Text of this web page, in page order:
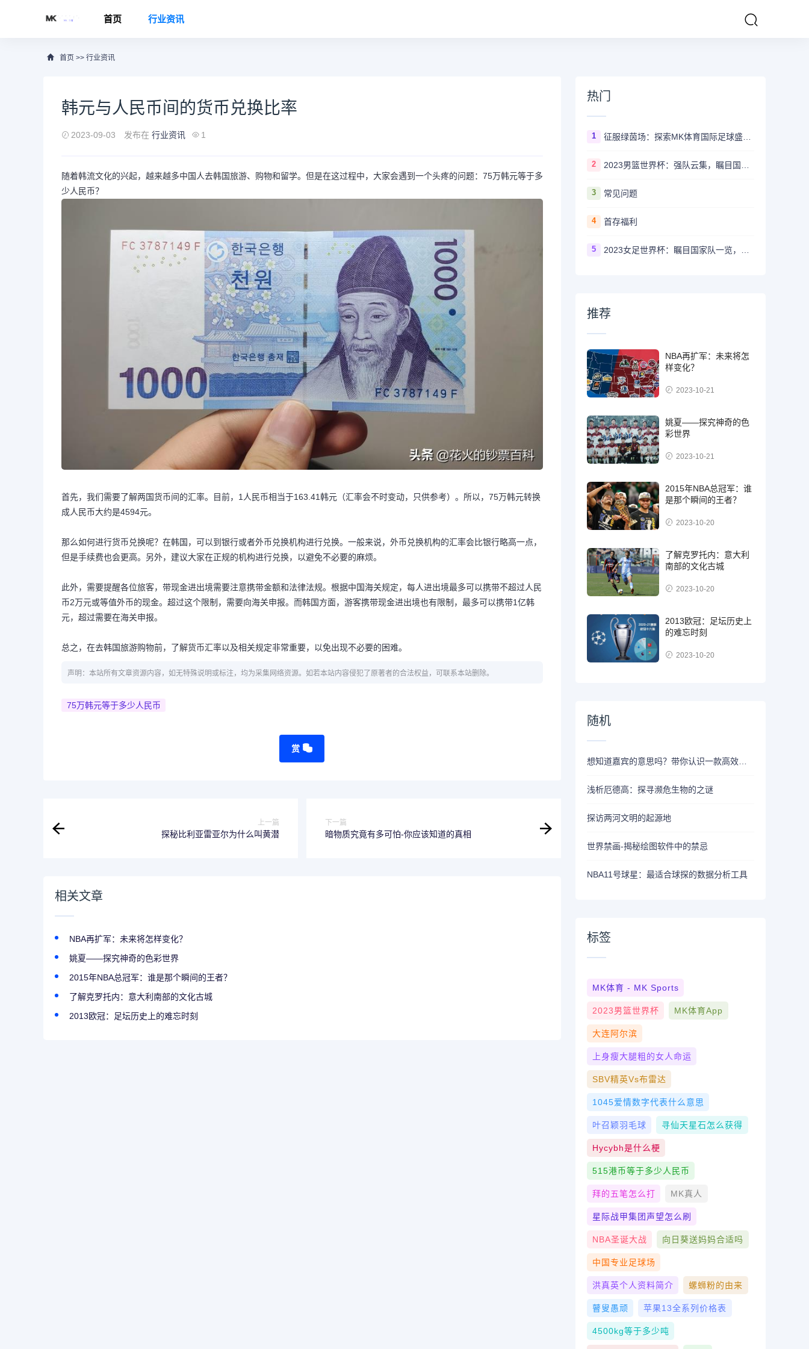
首页 行业资讯
首页 >> 行业资讯
韩元与人民币间的货币兑换比率
2023-09-03 发布在 行业资讯 1
随着韩流文化的兴起，越来越多中国人去韩国旅游、购物和留学。但是在这过程中，大家会遇到一个头疼的问题：75万韩元等于多
少人民币？
首先，我们需要了解两国货币间的汇率。目前，1人民币相当于163.41韩元（汇率会不时变动，只供参考）。所以，75万韩元转换
成人民币大约是4594元。
那么如何进行货币兑换呢？在韩国，可以到银行或者外币兑换机构进行兑换。一般来说，外币兑换机构的汇率会比银行略高一点，
但是手续费也会更高。另外，建议大家在正规的机构进行兑换，以避免不必要的麻烦。
此外，需要提醒各位旅客，带现金进出境需要注意携带金额和法律法规。根据中国海关规定，每人进出境最多可以携带不超过人民
币2万元或等值外币的现金。超过这个限制，需要向海关申报。而韩国方面，游客携带现金进出境也有限制，最多可以携带1亿韩
元，超过需要在海关申报。
总之，在去韩国旅游购物前，了解货币汇率以及相关规定非常重要，以免出现不必要的困难。
声明：本站所有文章资源内容，如无特殊说明或标注，均为采集网络资源。如若本站内容侵犯了原著者的合法权益，可联系本站删除。
75万韩元等于多少人民币
赏
上一篇
探秘比利亚雷亚尔为什么叫黄潜
下一篇
暗物质究竟有多可怕-你应该知道的真相
相关文章
NBA再扩军：未来将怎样变化？
姚夏——探究神奇的色彩世界
2015年NBA总冠军：谁是那个瞬间的王者？
了解克罗托内：意大利南部的文化古城
2013欧冠：足坛历史上的难忘时刻
热门
1 征服绿茵场：探索MK体育国际足球盛事的辉煌传奇
2
3 常见问题
4 首存福利
5
推荐
NBA再扩军：未来将怎
样变化？
2023-10-21
姚夏——探究神奇的色
彩世界
2023-10-21
2015年NBA总冠军：谁
是那个瞬间的王者？
2023-10-20
了解克罗托内：意大利
南部的文化古城
2023-10-20
2013欧冠：足坛历史上
的难忘时刻
2023-10-20
随机
浅析厄德高：探寻濒危生物的之谜
探访两河文明的起源地
世界禁画-揭秘绘图软件中的禁忌
NBA11号球星：最适合球探的数据分析工具
标签
MK体育 - MK Sports
2023男篮世界杯 MK体育App
大连阿尔滨
上身瘦大腿粗的女人命运
SBV精英vs布雷达
1045爱情数字代表什么意思
叶召颖羽毛球 寻仙天星石怎么获得
Hycybh是什么梗
515港币等于多少人民币
拜的五笔怎么打 MK真人
星际战甲集团声望怎么刷
NBA圣诞大战 向日葵送妈妈合适吗
中国专业足球场
洪真英个人资料简介 螺蛳粉的由来
瞽叟愚顽 苹果13全系列价格表
4500kg等于多少吨